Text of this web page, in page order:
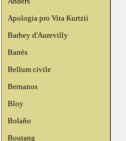
Apologia pro Vita Kurtzii
Barbey d'Aurevilly
Barrès
Bellum civile
Bernanos
Bloy
Bolaño
Boutang